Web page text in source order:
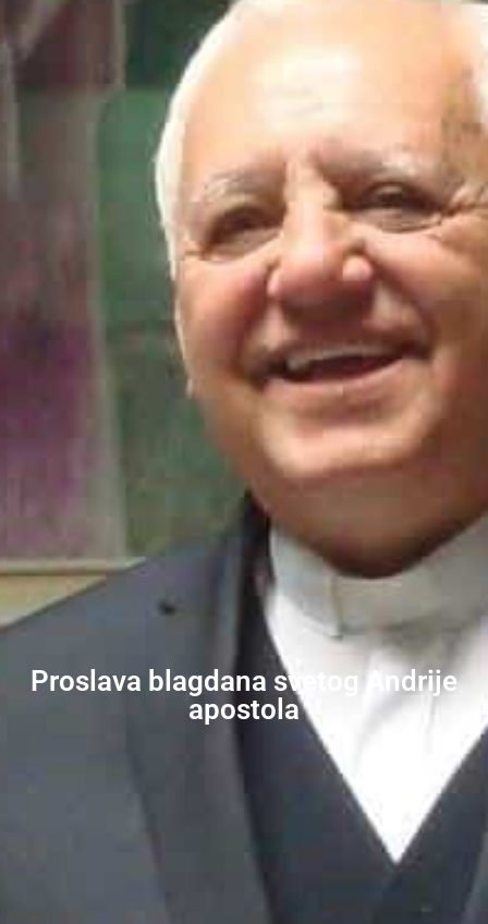
Proslava blagdana svetog Andrije
apostola